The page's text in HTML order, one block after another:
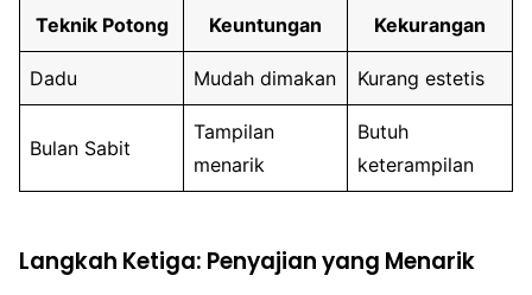
Teknik Potong Keuntungan Kekurangan
Dadu Mudah dimakan Kurang estetis
Bulan Sabit
Tampilan
menarik
Butuh
keterampilan
Langkah Ketiga: Penyajian yang Menarik